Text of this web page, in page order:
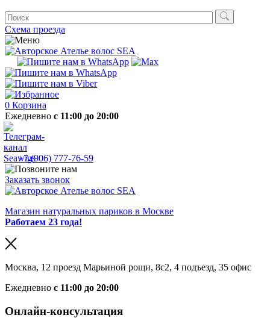
Схема проезда
0 Корзина
Ежедневно с 11:00 до 20:00
+7 (906) 777-76-59
Заказать звонок
Магазин натуральных париков в Москве
Работаем 23 года!
Москва, 12 проезд Марьиной рощи, 8с2, 4 подъезд, 35 офис
Ежедневно с 11:00 до 20:00
Онлайн-консультация